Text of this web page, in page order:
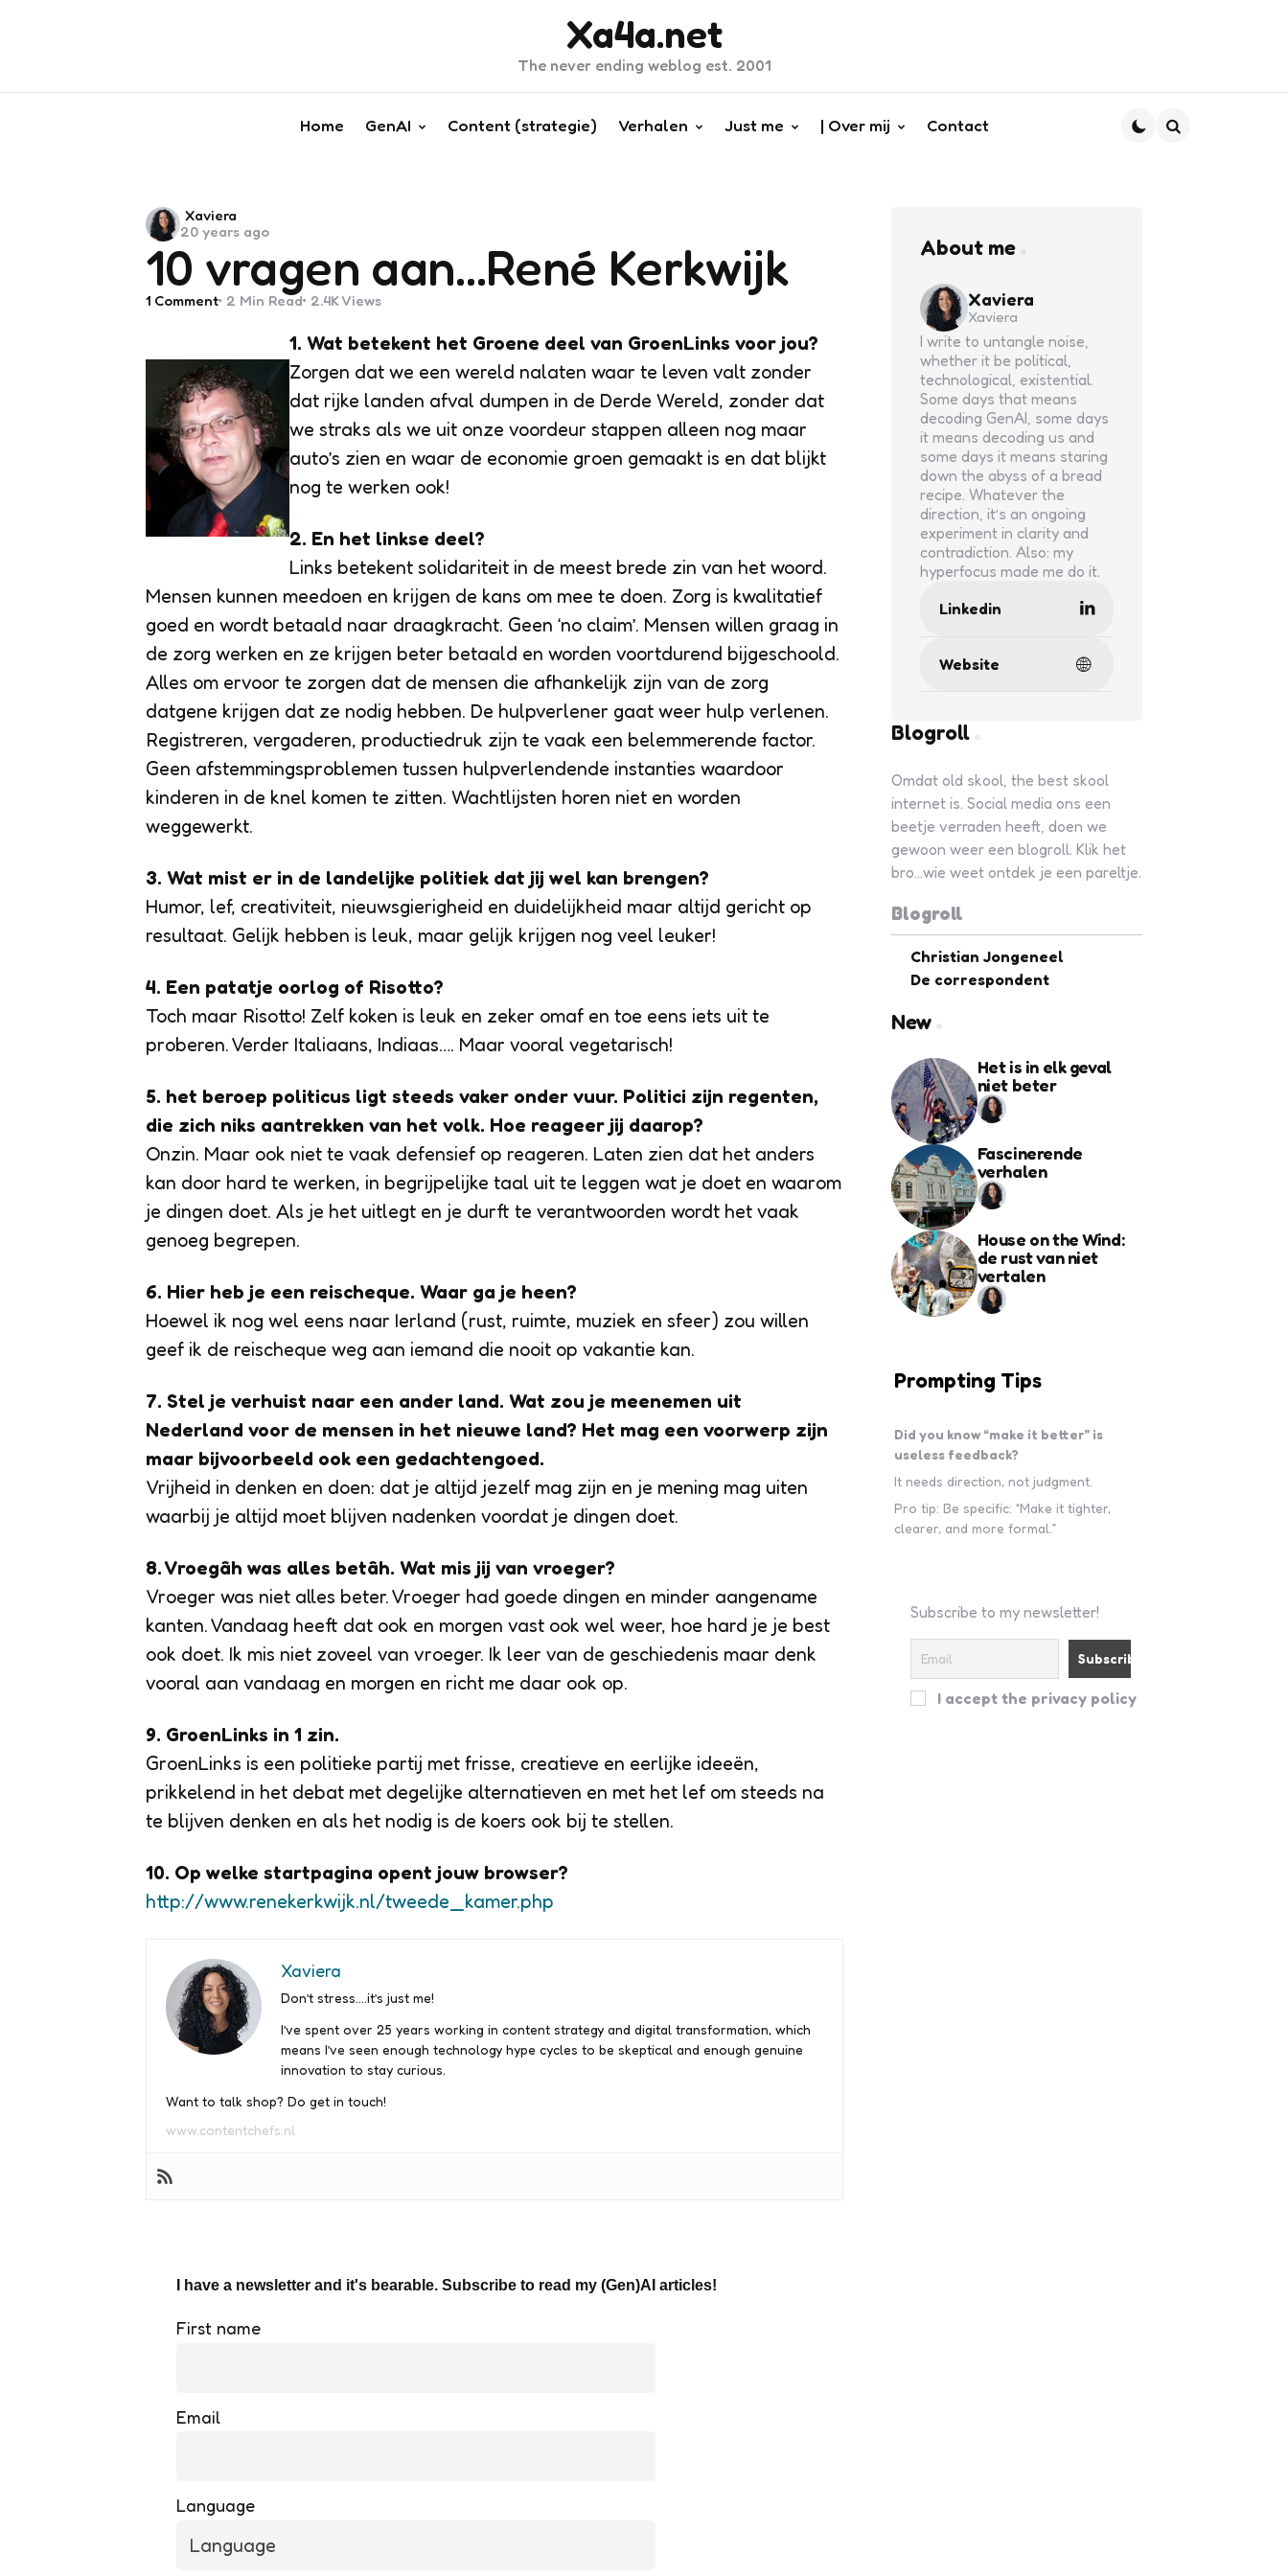
Xa4a.net
The never ending weblog est. 2001
Home GenAI Content (strategie) Verhalen Just me | Over mij Contact
10 vragen aan…René Kerkwijk
Posted
by
Xaviera
20 years ago
1 Comment 2 Min Read 2.4K Views
1. Wat betekent het Groene deel van GroenLinks voor jou?
Zorgen dat we een wereld nalaten waar te leven valt zonder
dat rijke landen afval dumpen in de Derde Wereld, zonder dat
we straks als we uit onze voordeur stappen alleen nog maar
auto’s zien en waar de economie groen gemaakt is en dat blijkt
nog te werken ook!
2. En het linkse deel?
Links betekent solidariteit in de meest brede zin van het woord.
Mensen kunnen meedoen en krijgen de kans om mee te doen. Zorg is kwalitatief
goed en wordt betaald naar draagkracht. Geen ‘no claim’. Mensen willen graag in
de zorg werken en ze krijgen beter betaald en worden voortdurend bijgeschoold.
Alles om ervoor te zorgen dat de mensen die afhankelijk zijn van de zorg
datgene krijgen dat ze nodig hebben. De hulpverlener gaat weer hulp verlenen.
Registreren, vergaderen, productiedruk zijn te vaak een belemmerende factor.
Geen afstemmingsproblemen tussen hulpverlendende instanties waardoor
kinderen in de knel komen te zitten. Wachtlijsten horen niet en worden
weggewerkt.
3. Wat mist er in de landelijke politiek dat jij wel kan brengen?
Humor, lef, creativiteit, nieuwsgierigheid en duidelijkheid maar altijd gericht op
resultaat. Gelijk hebben is leuk, maar gelijk krijgen nog veel leuker!
4. Een patatje oorlog of Risotto?
Toch maar Risotto! Zelf koken is leuk en zeker omaf en toe eens iets uit te
proberen. Verder Italiaans, Indiaas…. Maar vooral vegetarisch!
5. het beroep politicus ligt steeds vaker onder vuur. Politici zijn regenten,
die zich niks aantrekken van het volk. Hoe reageer jij daarop?
Onzin. Maar ook niet te vaak defensief op reageren. Laten zien dat het anders
kan door hard te werken, in begrijpelijke taal uit te leggen wat je doet en waarom
je dingen doet. Als je het uitlegt en je durft te verantwoorden wordt het vaak
genoeg begrepen.
6. Hier heb je een reischeque. Waar ga je heen?
Hoewel ik nog wel eens naar Ierland (rust, ruimte, muziek en sfeer) zou willen
geef ik de reischeque weg aan iemand die nooit op vakantie kan.
7. Stel je verhuist naar een ander land. Wat zou je meenemen uit
Nederland voor de mensen in het nieuwe land? Het mag een voorwerp zijn
maar bijvoorbeeld ook een gedachtengoed.
Vrijheid in denken en doen: dat je altijd jezelf mag zijn en je mening mag uiten
waarbij je altijd moet blijven nadenken voordat je dingen doet.
8. Vroegâh was alles betâh. Wat mis jij van vroeger?
Vroeger was niet alles beter. Vroeger had goede dingen en minder aangename
kanten. Vandaag heeft dat ook en morgen vast ook wel weer, hoe hard je je best
ook doet. Ik mis niet zoveel van vroeger. Ik leer van de geschiedenis maar denk
vooral aan vandaag en morgen en richt me daar ook op.
9. GroenLinks in 1 zin.
GroenLinks is een politieke partij met frisse, creatieve en eerlijke ideeën,
prikkelend in het debat met degelijke alternatieven en met het lef om steeds na
te blijven denken en als het nodig is de koers ook bij te stellen.
10. Op welke startpagina opent jouw browser?
http://www.renekerkwijk.nl/tweede_kamer.php
Xaviera
Don’t stress….it’s just me!
I’ve spent over 25 years working in content strategy and digital transformation, which
means I’ve seen enough technology hype cycles to be skeptical and enough genuine
innovation to stay curious.
Want to talk shop? Do get in touch!
www.contentchefs.nl
I have a newsletter and it's bearable. Subscribe to read my (Gen)AI articles!
First name
Email
Language
About me
Xaviera
Xaviera
I write to untangle noise,
whether it be political,
technological, existential.
Some days that means
decoding GenAI, some days
it means decoding us and
some days it means staring
down the abyss of a bread
recipe. Whatever the
direction, it’s an ongoing
experiment in clarity and
contradiction. Also: my
hyperfocus made me do it.
Linkedin
Website
Blogroll
Omdat old skool, the best skool
internet is. Social media ons een
beetje verraden heeft, doen we
gewoon weer een blogroll. Klik het
bro...wie weet ontdek je een pareltje.
Blogroll
Christian Jongeneel
De correspondent
New
Het is in elk geval
niet beter
Fascinerende
verhalen
House on the Wind:
de rust van niet
vertalen
Prompting Tips
Did you know “make it better” is
useless feedback?
It needs direction, not judgment.
Pro tip: Be specific: “Make it tighter,
clearer, and more formal.”
Subscribe to my newsletter!
I accept the privacy policy